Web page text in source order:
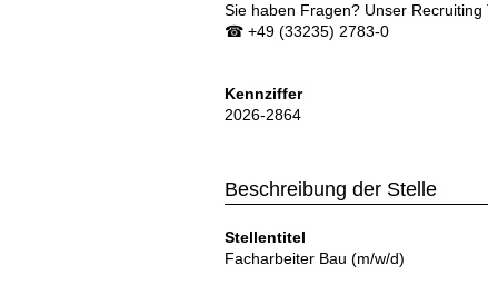
Sie haben Fragen? Unser Recruiting
☎ +49 (33235) 2783-0
Kennziffer
2026-2864
Beschreibung der Stelle
Stellentitel
Facharbeiter Bau (m/w/d)